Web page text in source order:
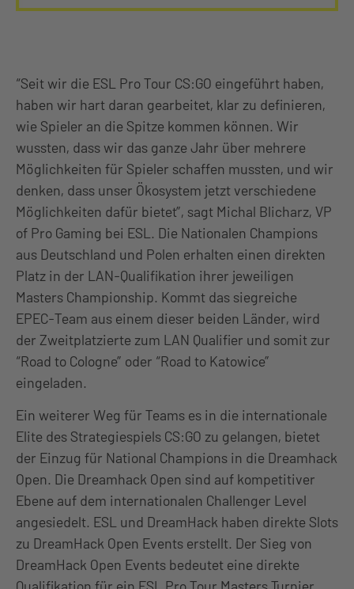
“Seit wir die ESL Pro Tour CS:GO eingeführt haben,
haben wir hart daran gearbeitet, klar zu definieren,
wie Spieler an die Spitze kommen können. Wir
wussten, dass wir das ganze Jahr über mehrere
Möglichkeiten für Spieler schaffen mussten, und wir
denken, dass unser Ökosystem jetzt verschiedene
Möglichkeiten dafür bietet”, sagt Michal Blicharz, VP
of Pro Gaming bei ESL. Die Nationalen Champions
aus Deutschland und Polen erhalten einen direkten
Platz in der LAN-Qualifikation ihrer jeweiligen
Masters Championship. Kommt das siegreiche
EPEC-Team aus einem dieser beiden Länder, wird
der Zweitplatzierte zum LAN Qualifier und somit zur
“Road to Cologne” oder “Road to Katowice”
eingeladen.
Ein weiterer Weg für Teams es in die internationale
Elite des Strategiespiels CS:GO zu gelangen, bietet
der Einzug für National Champions in die Dreamhack
Open. Die Dreamhack Open sind auf kompetitiver
Ebene auf dem internationalen Challenger Level
angesiedelt. ESL und DreamHack haben direkte Slots
zu DreamHack Open Events erstellt. Der Sieg von
DreamHack Open Events bedeutet eine direkte